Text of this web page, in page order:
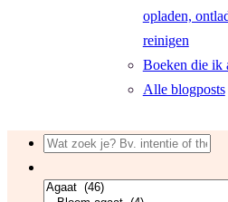
opladen,
reinigen
Boeken die ik
Alle blogposts